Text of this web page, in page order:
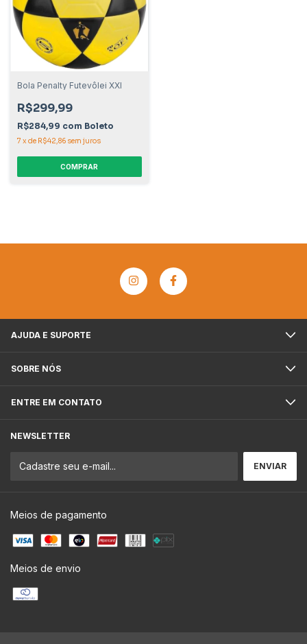
Bola Penalty Futevôlei XXI
R$299,99
R$284,99 com Boleto
7 x de R$42,86 sem juros
COMPRAR
AJUDA E SUPORTE
SOBRE NÓS
ENTRE EM CONTATO
NEWSLETTER
Meios de pagamento
Meios de envio